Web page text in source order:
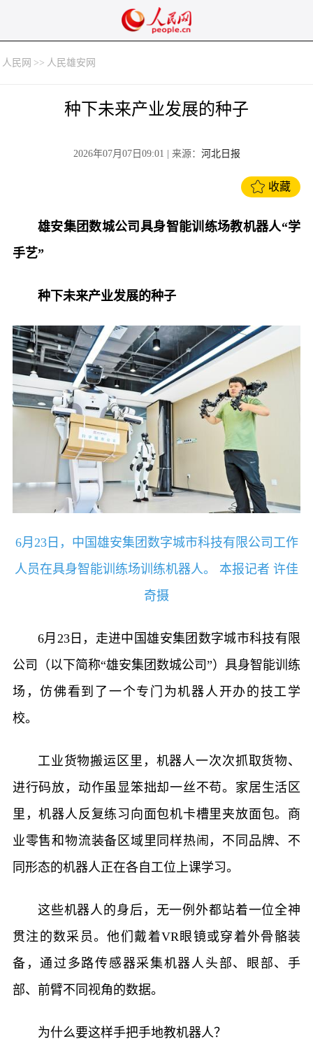
人民网 >> 人民雄安网
种下未来产业发展的种子
2026年07月07日09:01 | 来源： 河北日报
收藏
雄安集团数城公司具身智能训练场教机器人“学
手艺”
种下未来产业发展的种子
6月23日，中国雄安集团数字城市科技有限公司工作
人员在具身智能训练场训练机器人。 本报记者 许佳
奇摄
6月23日，走进中国雄安集团数字城市科技有限
公司（以下简称“雄安集团数城公司”）具身智能训练
场，仿佛看到了一个专门为机器人开办的技工学
校。
工业货物搬运区里，机器人一次次抓取货物、
进行码放，动作虽显笨拙却一丝不苟。家居生活区
里，机器人反复练习向面包机卡槽里夹放面包。商
业零售和物流装备区域里同样热闹，不同品牌、不
同形态的机器人正在各自工位上课学习。
这些机器人的身后，无一例外都站着一位全神
贯注的数采员。他们戴着VR眼镜或穿着外骨骼装
备，通过多路传感器采集机器人头部、眼部、手
部、前臂不同视角的数据。
为什么要这样手把手地教机器人？